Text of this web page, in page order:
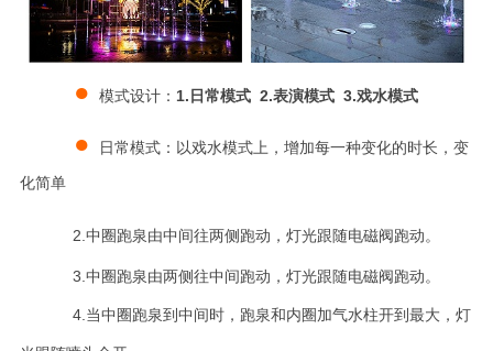
● 模式设计： 1.日常模式 2.表演模式 3.戏水模式
●
日常模式：以戏水模式上，增加每一种变化的时长，变
化简单
2.中圈跑泉由中间往两侧跑动，灯光跟随电磁阀跑动。
3.中圈跑泉由两侧往中间跑动，灯光跟随电磁阀跑动。
4.当中圈跑泉到中间时，跑泉和内圈加气水柱开到最大，灯